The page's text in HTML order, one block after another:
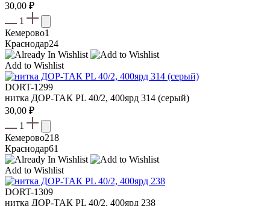
30,00 ₽
1
Кемерово1
Краснодар24
Add to Wishlist
DORT-1299
нитка ДОР-ТАК PL 40/2, 400ярд 314 (серый)
30,00 ₽
1
Кемерово218
Краснодар61
Add to Wishlist
DORT-1309
нитка ДОР-ТАК PL 40/2, 400ярд 238